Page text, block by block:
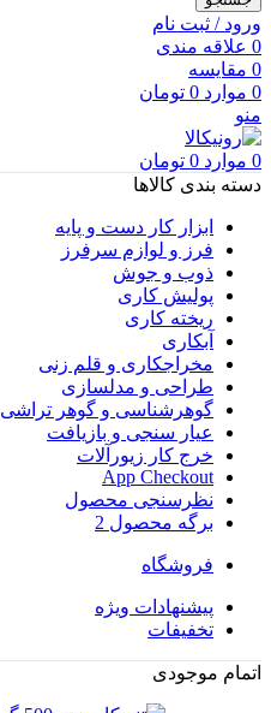
ورود / ثبت نام
0 علاقه مندی
0 مقایسه
0 موارد 0 تومان
منو
0 موارد 0 تومان
دسته بندی کالاها
ابزار کار دست و پایه
فرز و لوازم سرفرز
ذوب و جوش
پولیش کاری
ریخته کاری
آبکاری
مخراجکاری و قلم زنی
طراحی و مدلسازی
گوهرشناسی و گوهر تراشی
عیار سنجی و بازیافت
خرج کار زیورآلات
App Checkout
نظرسنجی محصول
برگه محصول 2
فروشگاه
پیشنهادات ویژه
تخفیفات
اتمام موجودی